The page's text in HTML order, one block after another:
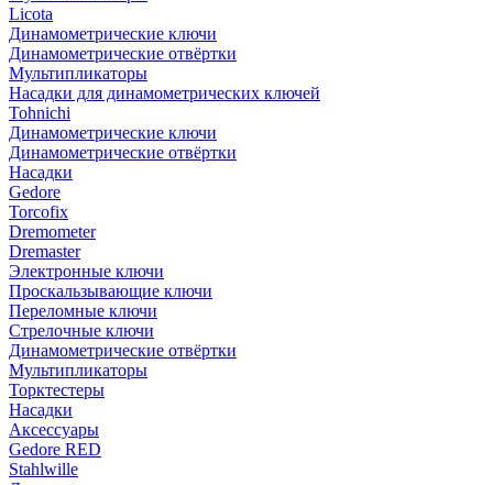
Licota
Динамометрические ключи
Динамометрические отвёртки
Мультипликаторы
Насадки для динамометрических ключей
Tohnichi
Динамометрические ключи
Динамометрические отвёртки
Насадки
Gedore
Torcofix
Dremometer
Dremaster
Электронные ключи
Проскальзывающие ключи
Переломные ключи
Стрелочные ключи
Динамометрические отвёртки
Мультипликаторы
Торктестеры
Насадки
Аксессуары
Gedore RED
Stahlwille